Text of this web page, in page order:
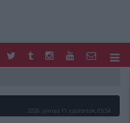
MOTOR
2026. június 11. csütörtök, 05:54